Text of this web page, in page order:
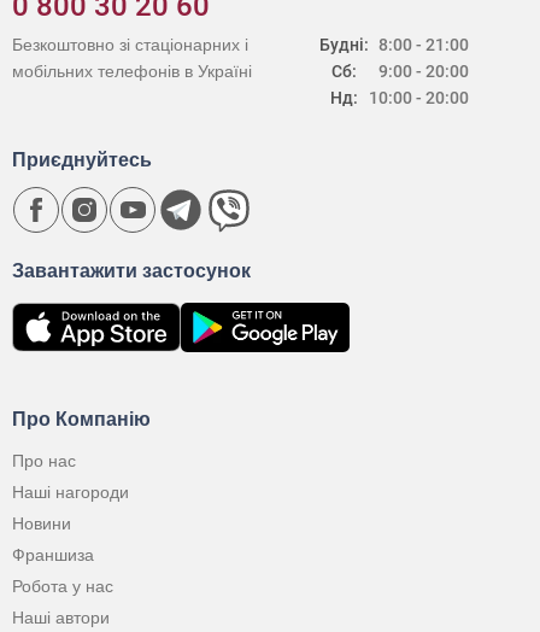
Будні:
Сб:
Нд:
8:00 - 21:00
9:00 - 20:00
10:00 - 20:00
Безкоштовно зі стаціонарних і
мобільних телефонів в Україні
Про Компанію
Про нас
Наші нагороди
Новини
Франшиза
Робота у нас
Наші автори
Завантажити застосунок
Приєднуйтесь